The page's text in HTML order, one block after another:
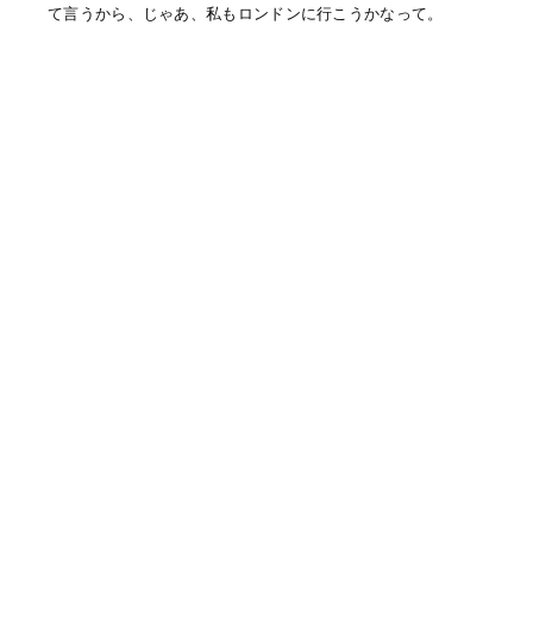
て言うから、じゃあ、私もロンドンに行こうかなって。